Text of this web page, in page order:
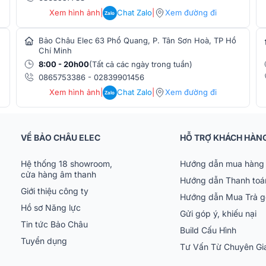
mức SPL tối đa lên đến 121 dB, giúp thu
năng duy trì chất lượng âm thanh rõ ràng
cho các buổi biểu diễn trực tiếp, sự kiện
thanh biến động mạnh.
S có khả năng lọc nhiễu tần số vô
định và tránh các tín hiệu không mong
các không gian có nhiều thiết bị điện tử
lớn.
năng tương thích hoàn toàn với các hệ
D® khi kết hợp với các bộ phát cơ sở
hệ thống âm thanh không dây Shure,
luôn ổn định.
Xem hình ảnh
Zalo Chat Zalo| Xem đường đi
Bảo Châu Elec 63 Phổ Quang, P. Tân Sơn Hoà, TP Hồ
Chí Minh
8:00 - 20h00(Tất cả các ngày trong tuần)
0865753386 -02839901456
Xem hình ảnh
Zalo Chat Zalo| Xem đường đi
VỀ BẢO CHÂU ELEC
Hệ thống 18 showroom,
cửa hàng âm thanh
Giới thiệu công ty
Hồ sơ Năng lực
Tin tức Bảo Châu
Tuyển dụng
HỖ TRỢ KHÁCH
Hướng dẫn mua hàng
Hướng dẫn Thanh
Hướng dẫn Mua Trả
Gửi góp ý, khiếu nại
Build Cấu Hình
Tư Vấn Từ Chuyên